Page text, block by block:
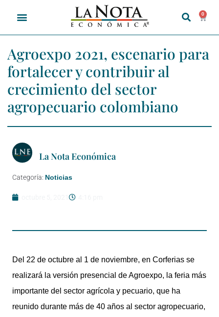
0
Agroexpo 2021, escenario para
fortalecer y contribuir al
crecimiento del sector
agropecuario colombiano
La Nota Económica
Categoría: Noticias
Del 22 de octubre al 1 de noviembre, en Corferias se
realizará la versión presencial de Agroexpo, la feria más
importante del sector agrícola y pecuario, que ha
reunido durante más de 40 años al sector agropecuario,